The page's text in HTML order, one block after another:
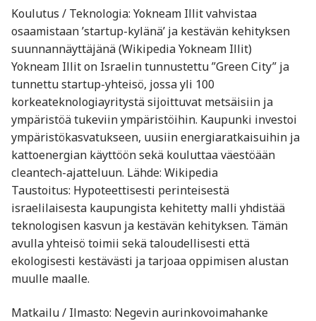
Koulutus / Teknologia: Yokneam Illit vahvistaa
osaamistaan ’startup-kylänä’ ja kestävän kehityksen
suunnannäyttäjänä (Wikipedia Yokneam Illit)
Yokneam Illit on Israelin tunnustettu ”Green City” ja
tunnettu startup-yhteisö, jossa yli 100
korkeateknologiayritystä sijoittuvat metsäisiin ja
ympäristöä tukeviin ympäristöihin. Kaupunki investoi
ympäristökasvatukseen, uusiin energiaratkaisuihin ja
kattoenergian käyttöön sekä kouluttaa väestöään
cleantech-ajatteluun. Lähde: Wikipedia
Taustoitus: Hypoteettisesti perinteisestä
israelilaisesta kaupungista kehitetty malli yhdistää
teknologisen kasvun ja kestävän kehityksen. Tämän
avulla yhteisö toimii sekä taloudellisesti että
ekologisesti kestävästi ja tarjoaa oppimisen alustan
muulle maalle.
Matkailu / Ilmasto: Negevin aurinkovoimahanke